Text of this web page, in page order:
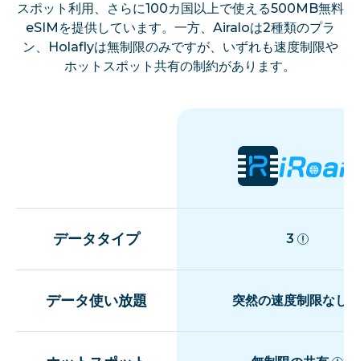
スポット利用、さらに100カ国以上で使える500MB無料
eSIMを提供しています。一方、Airaloは2種類のプラ
ン、Holaflyは無制限のみですが、いずれも速度制限や
ホットスポット共有の制約があります。
データタイプ 3
データ使い放題 突然の速度制限なし